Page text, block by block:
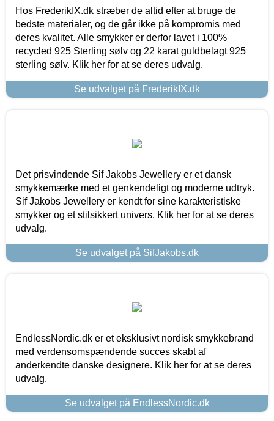
Hos FrederikIX.dk stræber de altid efter at bruge de
bedste materialer, og de går ikke på kompromis med
deres kvalitet. Alle smykker er derfor lavet i 100%
recycled 925 Sterling sølv og 22 karat guldbelagt 925
sterling sølv. Klik her for at se deres udvalg.
Se udvalget på FrederikIX.dk
Det prisvindende Sif Jakobs Jewellery er et dansk
smykkemærke med et genkendeligt og moderne udtryk.
Sif Jakobs Jewellery er kendt for sine karakteristiske
smykker og et stilsikkert univers. Klik her for at se deres
udvalg.
Se udvalget på SifJakobs.dk
EndlessNordic.dk er et eksklusivt nordisk smykkebrand
med verdensomspændende succes skabt af
anderkendte danske designere. Klik her for at se deres
udvalg.
Se udvalget på EndlessNordic.dk